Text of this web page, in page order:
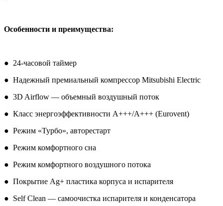
Особенности и преимущества:
● 24-часовой таймер
● Надежный премиальный компрессор Mitsubishi Electric
● 3D Airflow — объемный воздушный поток
● Класс энергоэффективности А+++/A+++ (Eurovent)
● Режим «Турбо», авторестарт
● Режим комфортного сна
● Режим комфортного воздушного потока
● Покрытие Ag+ пластика корпуса и испарителя
● Self Clean — самоочистка испарителя и конденсатора